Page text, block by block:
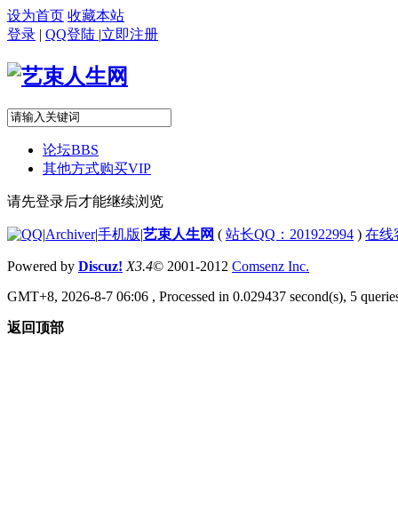
设为首页 收藏本站
登录 | QQ登陆 |立即注册
论坛BBS
其他方式购买VIP
请先登录后才能继续浏览
|Archiver|手机版|艺束人生网 ( 站长QQ：201922994 ) 在线
Powered by Discuz! X3.4© 2001-2012 Comsenz Inc.
GMT+8, 2026-8-7 06:06 , Processed in 0.029437 second(s), 5
返回顶部